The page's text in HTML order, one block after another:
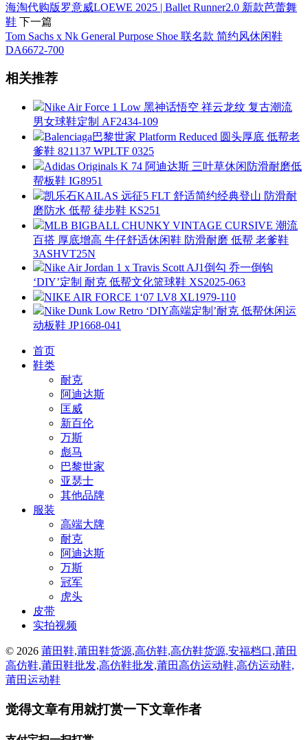
海淘代购版罗意威LOEWE 2025 | Ballet Runner2.0 新款芭蕾舞
鞋 下一篇
Tom Sachs x Nk General Purpose Shoe 联名款 简约风休闲鞋
DA6672-700
相关推荐
Nike Air Force 1 Low 黑神话悟空 祥云龙纹 复古潮流
男女球鞋定制 AF2434-109
Balenciaga巴黎世家 Platform Reduced 圆头厚底 低帮老
爹鞋 821137 WPLTF 0325
Adidas Originals K 74 阿迪达斯 三叶草休闲防滑耐磨低
帮板鞋 IG8951
凯乐石KAILAS 远征5 FLT 舒适简约经典登山 防滑耐
磨防水 低帮 徒步鞋 KS251
MLB BIGBALL CHUNKY VINTAGE CURSIVE 潮流
百搭 厚底增高 牛仔舒适休闲鞋 防滑耐磨 低帮 老爹鞋
3ASHVT25N
Nike Air Jordan 1 x Travis Scott AJ1倒勾 乔一倒钩
‘DIY’定制 耐克 低帮文化篮球鞋 XS2025-063
NIKE AIR FORCE 1‘07 LV8 XL1979-110
Nike Dunk Low Retro ‘DIY高端定制’耐克 低帮休闲运
动板鞋 JP1668-041
首页
鞋类
耐克
阿迪达斯
匡威
新百伦
万斯
彪马
巴黎世家
亚瑟士
其他品牌
服装
高端大牌
耐克
阿迪达斯
万斯
冠军
虎头
皮带
实拍视频
© 2026 莆田鞋,莆田鞋货源,高仿鞋,高仿鞋货源,安福档口,莆田
高仿鞋,莆田鞋批发,高仿鞋批发,莆田高仿运动鞋,高仿运动鞋,
莆田运动鞋
觉得文章有用就打赏一下文章作者